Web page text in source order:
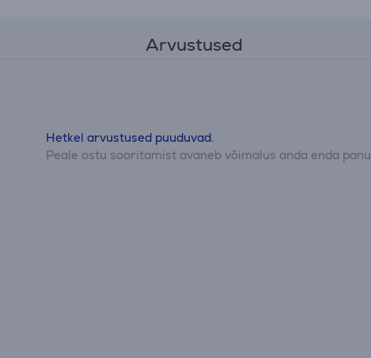
Arvustused
Hetkel arvustused puuduvad.
Peale ostu sooritamist avaneb võimalus anda enda